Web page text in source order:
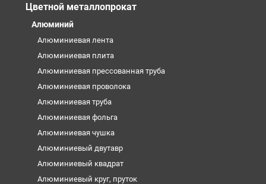
Цветной металлопрокат
Алюминий
Алюминиевая лента
Алюминиевая плита
Алюминиевая прессованная труба
Алюминиевая проволока
Алюминиевая труба
Алюминиевая фольга
Алюминиевая чушка
Алюминиевый двутавр
Алюминиевый квадрат
Алюминиевый круг, пруток